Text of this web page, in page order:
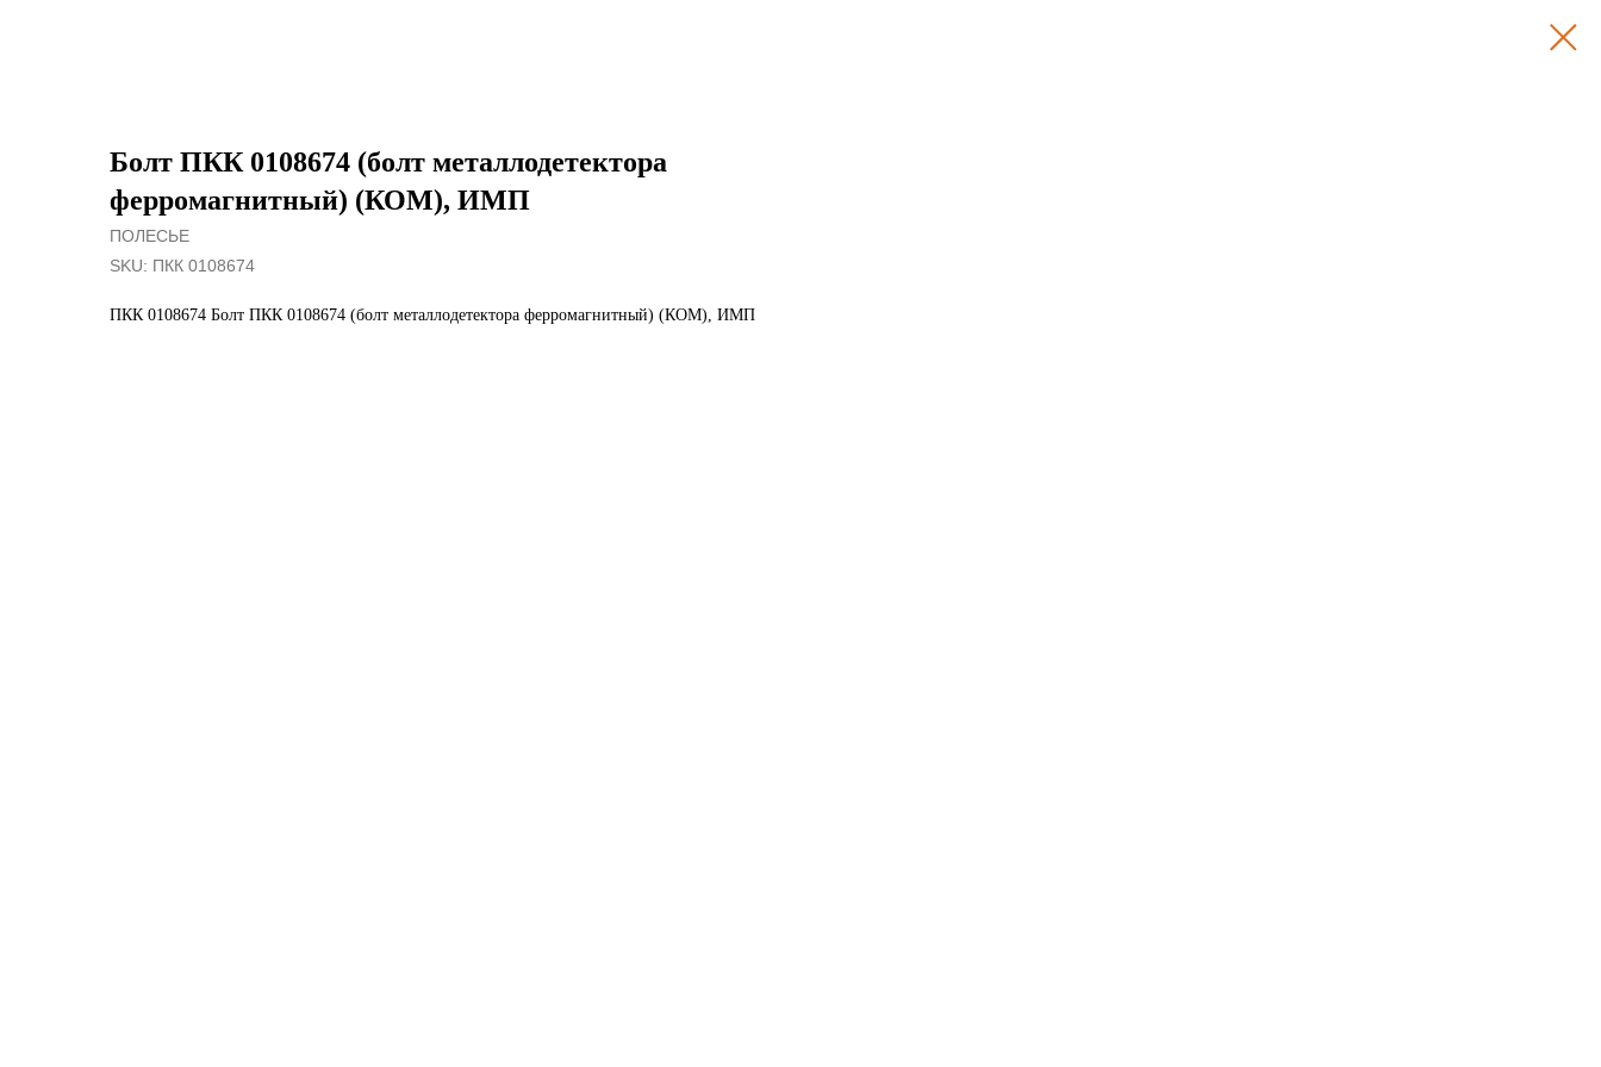
Болт ПКК 0108674 (болт металлодетектора
ферромагнитный) (КОМ), ИМП
ПОЛЕСЬЕ
SKU: ПКК 0108674
ПКК 0108674 Болт ПКК 0108674 (болт металлодетектора ферромагнитный) (КОМ), ИМП